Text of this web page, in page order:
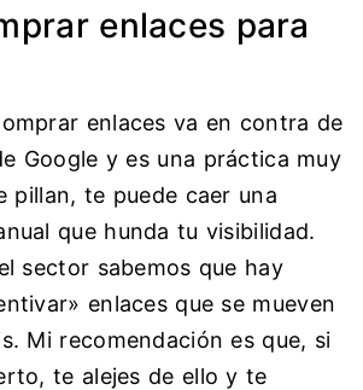
enlaces para
enlaces va en contra de
Google y es una práctica muy
pillan, te puede caer una
que hunda tu visibilidad.
sector sabemos que hay
enlaces que se mueven
Mi recomendación es que, si
te alejes de ello y te